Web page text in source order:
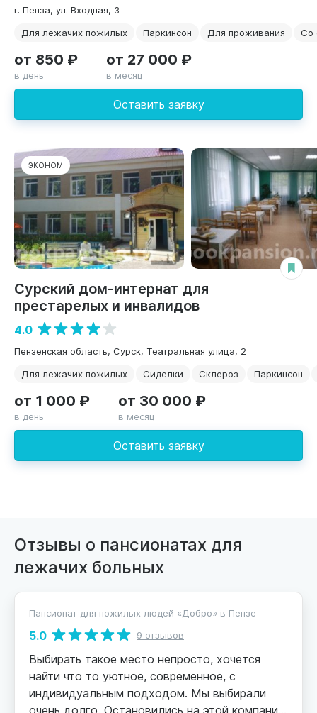
г. Пенза, ул. Входная, 3
Для лежачих пожилых
Паркинсон Для проживания Со
Оставить заявку
от 850 ₽
в день
от 27 000 ₽
в месяц
ЭКОНОМ
Сурский дом-интернат для
престарелых и инвалидов
4.0
Пензенская область, Сурск, Театральная улица, 2
Для лежачих пожилых
Сиделки Склероз Паркинсон
Оставить заявку
от 1 000 ₽
в день
от 30 000 ₽
в месяц
Отзывы о пансионатах для
лежачих больных
Пансионат для пожилых людей «Добро» в Пензе
5.0 9 отзывов
Выбирать такое место непросто, хочется
найти что то уютное, современное, с
индивидуальным подходом. Мы выбирали
очень долго. Остановились на этой компании,